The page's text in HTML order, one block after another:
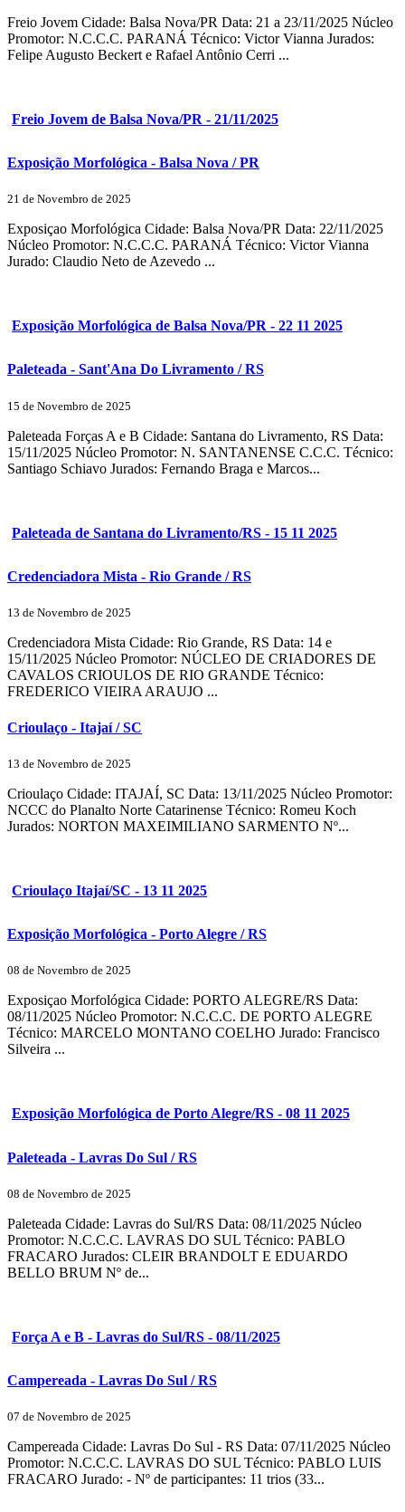
Freio Jovem Cidade: Balsa Nova/PR Data: 21 a 23/11/2025 Núcleo
Promotor: N.C.C.C. PARANÁ Técnico: Victor Vianna Jurados:
Felipe Augusto Beckert e Rafael Antônio Cerri ...
Freio Jovem de Balsa Nova/PR - 21/11/2025
Exposição Morfológica - Balsa Nova / PR
21 de Novembro de 2025
Exposiçao Morfológica Cidade: Balsa Nova/PR Data: 22/11/2025
Núcleo Promotor: N.C.C.C. PARANÁ Técnico: Victor Vianna
Jurado: Claudio Neto de Azevedo ...
Exposição Morfológica de Balsa Nova/PR - 22 11 2025
Paleteada - Sant'Ana Do Livramento / RS
15 de Novembro de 2025
Paleteada Forças A e B Cidade: Santana do Livramento, RS Data:
15/11/2025 Núcleo Promotor: N. SANTANENSE C.C.C. Técnico:
Santiago Schiavo Jurados: Fernando Braga e Marcos...
Paleteada de Santana do Livramento/RS - 15 11 2025
Credenciadora Mista - Rio Grande / RS
13 de Novembro de 2025
Credenciadora Mista Cidade: Rio Grande, RS Data: 14 e
15/11/2025 Núcleo Promotor: NÚCLEO DE CRIADORES DE
CAVALOS CRIOULOS DE RIO GRANDE Técnico:
FREDERICO VIEIRA ARAUJO ...
Crioulaço - Itajaí / SC
13 de Novembro de 2025
Crioulaço Cidade: ITAJAÍ, SC Data: 13/11/2025 Núcleo Promotor:
NCCC do Planalto Norte Catarinense Técnico: Romeu Koch
Jurados: NORTON MAXEIMILIANO SARMENTO Nº...
Crioulaço Itajaí/SC - 13 11 2025
Exposição Morfológica - Porto Alegre / RS
08 de Novembro de 2025
Exposiçao Morfológica Cidade: PORTO ALEGRE/RS Data:
08/11/2025 Núcleo Promotor: N.C.C.C. DE PORTO ALEGRE
Técnico: MARCELO MONTANO COELHO Jurado: Francisco
Silveira ...
Exposição Morfológica de Porto Alegre/RS - 08 11 2025
Paleteada - Lavras Do Sul / RS
08 de Novembro de 2025
Paleteada Cidade: Lavras do Sul/RS Data: 08/11/2025 Núcleo
Promotor: N.C.C.C. LAVRAS DO SUL Técnico: PABLO
FRACARO Jurados: CLEIR BRANDOLT E EDUARDO
BELLO BRUM Nº de...
Força A e B - Lavras do Sul/RS - 08/11/2025
Campereada - Lavras Do Sul / RS
07 de Novembro de 2025
Campereada Cidade: Lavras Do Sul - RS Data: 07/11/2025 Núcleo
Promotor: N.C.C.C. LAVRAS DO SUL Técnico: PABLO LUIS
FRACARO Jurado: - Nº de participantes: 11 trios (33...